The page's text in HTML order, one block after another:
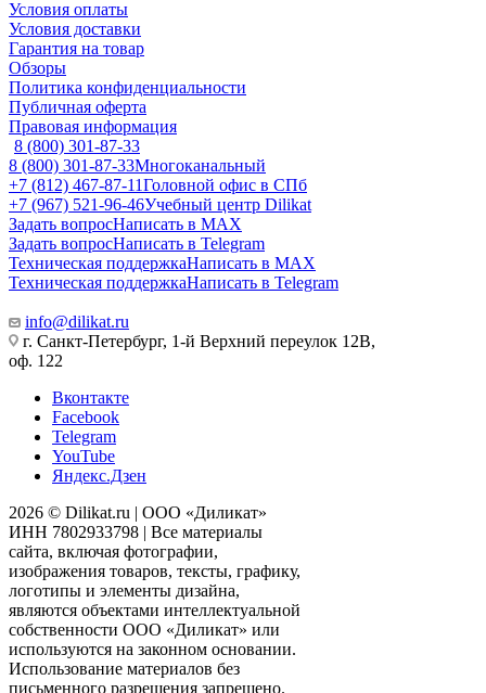
Условия оплаты
Условия доставки
Гарантия на товар
Обзоры
Политика конфиденциальности
Публичная оферта
Правовая информация
8 (800) 301-87-33
8 (800) 301-87-33Многоканальный
+7 (812) 467-87-11Головной офис в СПб
+7 (967) 521-96-46Учебный центр Dilikat
Задать вопросНаписать в MAX
Задать вопросНаписать в Telegram
Техническая поддержкаНаписать в MAX
Техническая поддержкаНаписать в Telegram
info@dilikat.ru
г. Санкт-Петербург, 1-й Верхний переулок 12В,
оф. 122
Вконтакте
Facebook
Telegram
YouTube
Яндекс.Дзен
2026 © Dilikat.ru | ООО «Диликат»
ИНН 7802933798 | Все материалы
сайта, включая фотографии,
изображения товаров, тексты, графику,
логотипы и элементы дизайна,
являются объектами интеллектуальной
собственности ООО «Диликат» или
используются на законном основании.
Использование материалов без
письменного разрешения запрещено.